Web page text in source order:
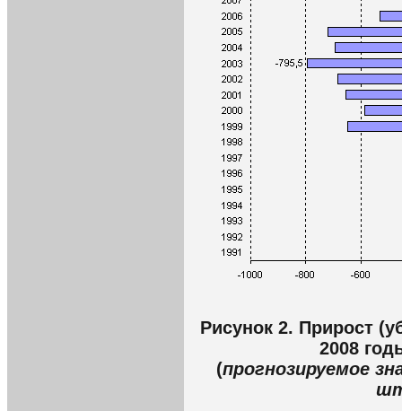
Рисунок 2. Прирост
2008
(прогнозируемое